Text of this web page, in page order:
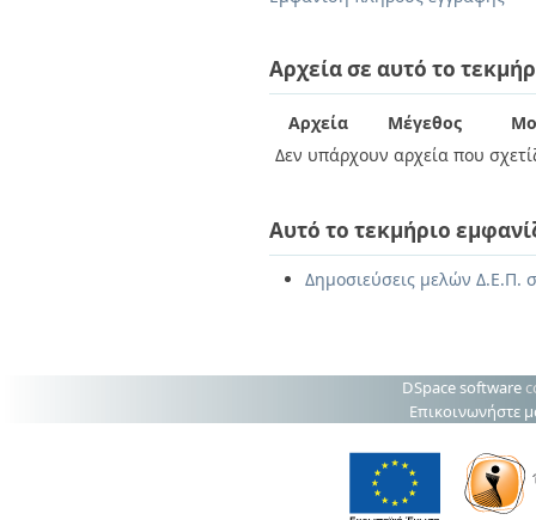
Αρχεία σε αυτό το
Αρχεία Μέγεθος
Δεν υπάρχουν αρχεία που
Αυτό το τεκμήριο
Δημοσιεύσεις μελών Δ.Ε.Π.
DSpace software
Επικοινωνήστε